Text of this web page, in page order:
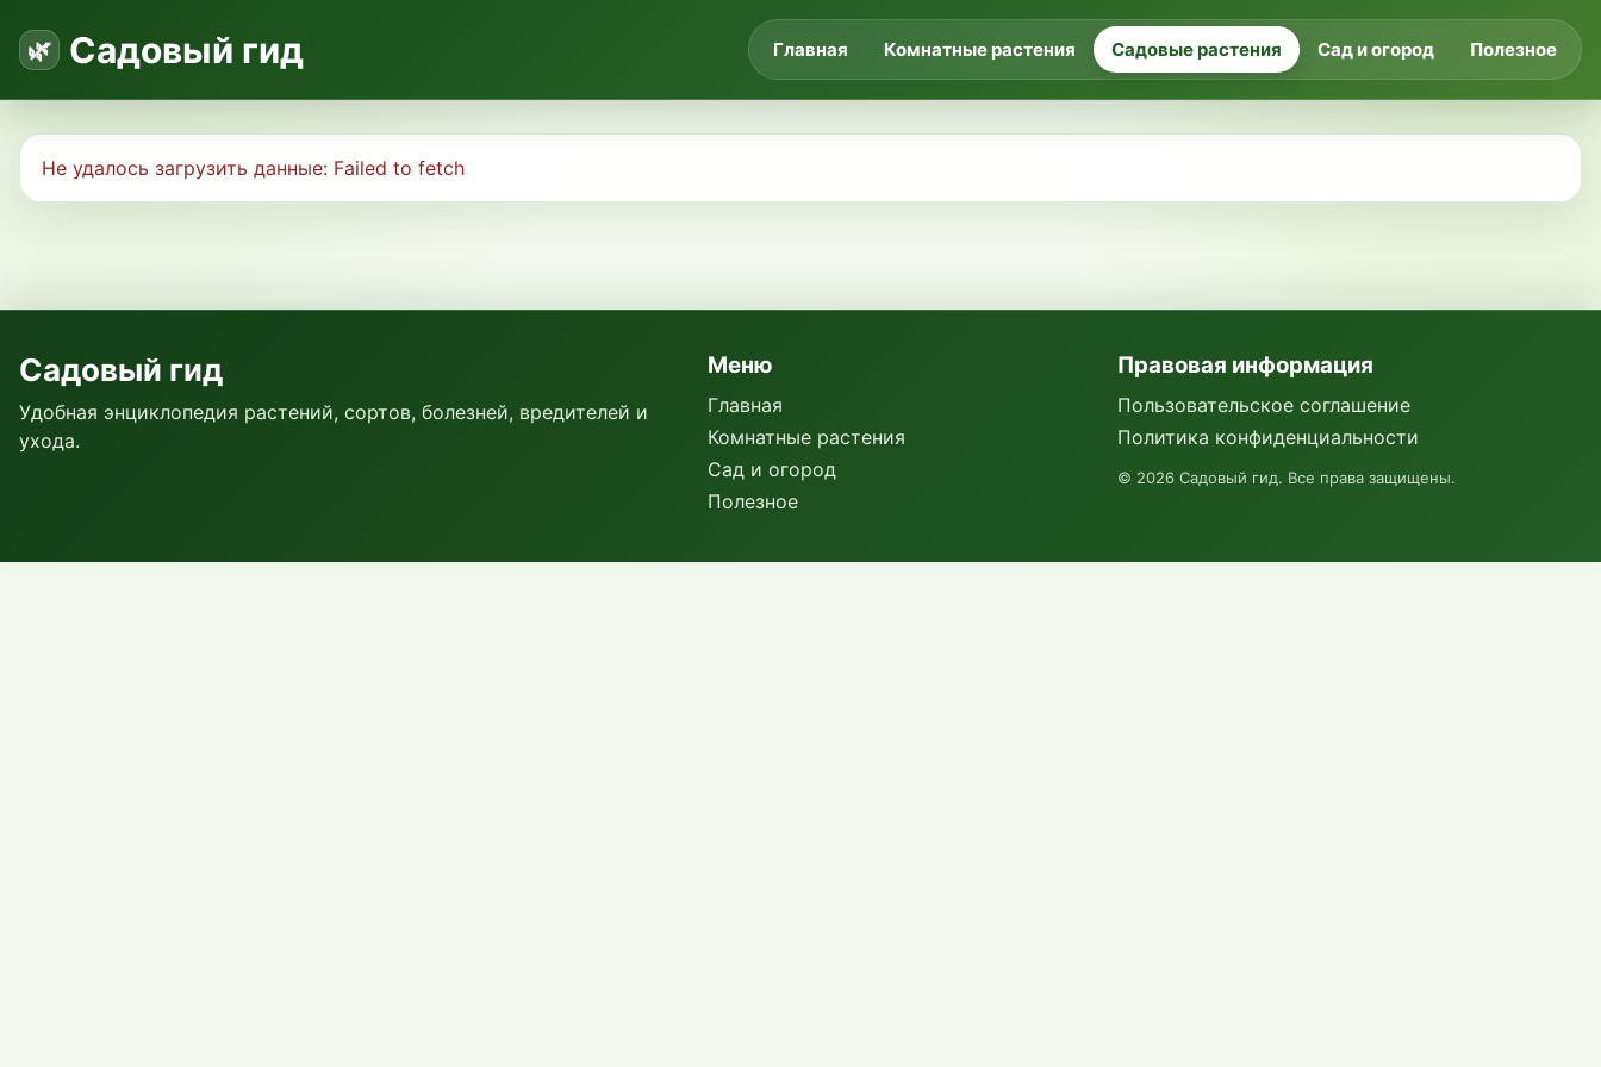
Садовый гид Главная Комнатные растения Садовые растения Сад и огород Полезное
Не удалось загрузить данные: Failed to fetch
Садовый гид
Удобная энциклопедия растений, сортов, болезней, вредителей и
ухода.
Меню
Главная
Комнатные растения
Сад и огород
Полезное
Правовая информация
Пользовательское соглашение
Политика конфиденциальности
© 2026 Садовый гид. Все права защищены.